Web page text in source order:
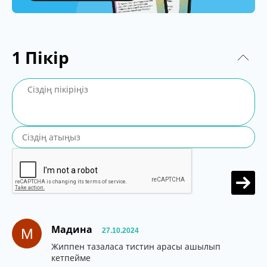
1 Пікір
М Мадина 27.10.2024
Жиппен тазаласа тистин арасы ашылып
кетпейме